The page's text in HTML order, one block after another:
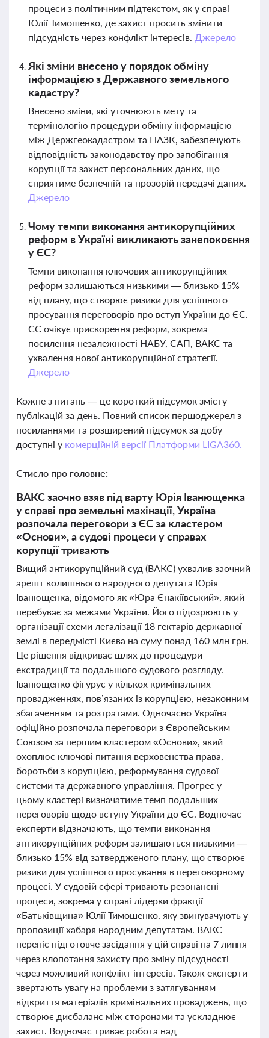
процеси з політичним підтекстом, як у справі
Юлії Тимошенко, де захист просить змінити
підсудність через конфлікт інтересів. Джерело
Які зміни внесено у порядок обміну
інформацією з Державного земельного
кадастру?
Внесено зміни, які уточнюють мету та
термінологію процедури обміну інформацією
між Держгеокадастром та НАЗК, забезпечують
відповідність законодавству про запобігання
корупції та захист персональних даних, що
сприятиме безпечній та прозорій передачі даних.
Джерело
Чому темпи виконання антикорупційних
реформ в Україні викликають занепокоєння
у ЄС?
Темпи виконання ключових антикорупційних
реформ залишаються низькими — близько 15%
від плану, що створює ризики для успішного
просування переговорів про вступ України до ЄС.
ЄС очікує прискорення реформ, зокрема
посилення незалежності НАБУ, САП, ВАКС та
ухвалення нової антикорупційної стратегії.
Джерело
Кожне з питань — це короткий підсумок змісту
публікацій за день. Повний список першоджерел з
посиланнями та розширений підсумок за добу
доступні у комерційній версії Платформи LIGA360.
Стисло про головне:
ВАКС заочно взяв під варту Юрія Іванющенка
у справі про земельні махінації, Україна
розпочала переговори з ЄС за кластером
«Основи», а судові процеси у справах
корупції тривають
Вищий антикорупційний суд (ВАКС) ухвалив заочний
арешт колишнього народного депутата Юрія
Іванющенка, відомого як «Юра Єнакіївський», який
перебуває за межами України. Його підозрюють у
організації схеми легалізації 18 гектарів державної
землі в передмісті Києва на суму понад 160 млн грн.
Це рішення відкриває шлях до процедури
екстрадиції та подальшого судового розгляду.
Іванющенко фігурує у кількох кримінальних
провадженнях, пов’язаних із корупцією, незаконним
збагаченням та розтратами. Одночасно Україна
офіційно розпочала переговори з Європейським
Союзом за першим кластером «Основи», який
охоплює ключові питання верховенства права,
боротьби з корупцією, реформування судової
системи та державного управління. Прогрес у
цьому кластері визначатиме темп подальших
переговорів щодо вступу України до ЄС. Водночас
експерти відзначають, що темпи виконання
антикорупційних реформ залишаються низькими —
близько 15% від затвердженого плану, що створює
ризики для успішного просування в переговорному
процесі. У судовій сфері тривають резонансні
процеси, зокрема у справі лідерки фракції
«Батьківщина» Юлії Тимошенко, яку звинувачують у
пропозиції хабаря народним депутатам. ВАКС
переніс підготовче засідання у цій справі на 7 липня
через клопотання захисту про зміну підсудності
через можливий конфлікт інтересів. Також експерти
звертають увагу на проблеми з затягуванням
відкриття матеріалів кримінальних проваджень, що
створює дисбаланс між сторонами та ускладнює
захист. Водночас триває робота над